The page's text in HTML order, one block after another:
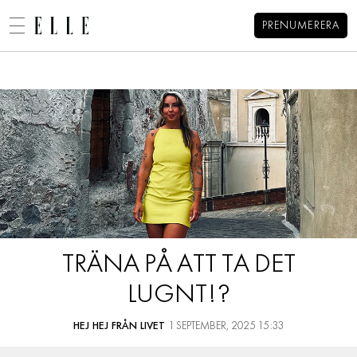
PRENUMERERA
BEAUTY
DECORATION
MAT & VIN
VIDEO
BLOGGAR
Alexandra Pizzonis blogg MENY
HEM
OM ALEXANDRA
KATEGORIER
ARKIV
KONTAKT
TRÄNA PÅ ATT TA DET
LUGNT!?
HEJ HEJ FRÅN LIVET 1 SEPTEMBER, 2025 15:33